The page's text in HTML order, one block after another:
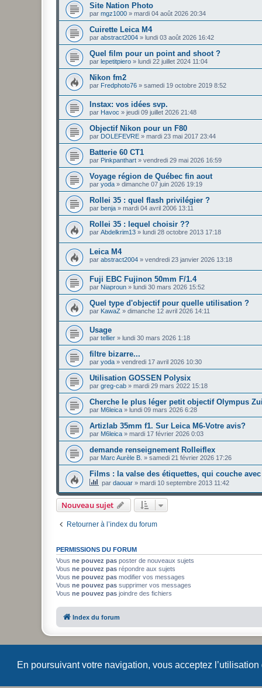
En poursuivant votre navigation, vous acceptez l’utilisation
Site Nation Photo
par mgz1000 » mardi 04 août 2026 20:34
Cuirette Leica M4
par abstract2004 » lundi 03 août 2026 16:42
Quel film pour un point and shoot ?
par lepetitpiero » lundi 22 juillet 2024 11:04
Nikon fm2
par Fredphoto76 » samedi 19 octobre 2019 8:52
Instax: vos idées svp.
par Havoc » jeudi 09 juillet 2026 21:48
Objectif Nikon pour un F80
par DOLEFEVRE » mardi 23 mai 2017 23:44
Batterie 60 CT1
par Pinkpanthart » vendredi 29 mai 2026 16:59
Voyage région de Québec fin aout
par yoda » dimanche 07 juin 2026 19:19
Rollei 35 : quel flash privilégier ?
par benja » mardi 04 avril 2006 13:11
Rollei 35 : lequel choisir ??
par Abdelkrim13 » lundi 28 octobre 2013 17:18
Leica M4
par abstract2004 » vendredi 23 janvier 2026 13:18
Fuji EBC Fujinon 50mm F/1.4
par Niaproun » lundi 30 mars 2026 15:52
Quel type d'objectif pour quelle utilisation ?
par KawaZ » dimanche 12 avril 2026 14:11
Usage
par tellier » lundi 30 mars 2026 1:18
filtre bizarre...
par yoda » vendredi 17 avril 2026 10:30
Utilisation GOSSEN Polysix
par greg-cab » mardi 29 mars 2022 15:18
Cherche le plus léger petit objectif Olympus
par M6leica » lundi 09 mars 2026 6:28
Artizlab 35mm f1. Sur Leica M6-Votre avis?
par M6leica » mardi 17 février 2026 0:03
demande renseignement Rolleiflex
par Marc Aurèle B. » samedi 21 février 2026 17:26
Films : la valse des étiquettes, qui couche
par daouar » mardi 10 septembre 2013 11:42
Nouveau sujet
Retourner à l’index du forum
PERMISSIONS DU FORUM
Vous ne pouvez pas poster de nouveaux sujets
Vous ne pouvez pas répondre aux sujets
Vous ne pouvez pas modifier vos messages
Vous ne pouvez pas supprimer vos messages
Vous ne pouvez pas joindre des fichiers
Index du forum